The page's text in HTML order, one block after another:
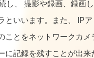
し、 撮影や録画、録画
といいます。また、 IP
ことをネットワークカ
に記録を残すことが出